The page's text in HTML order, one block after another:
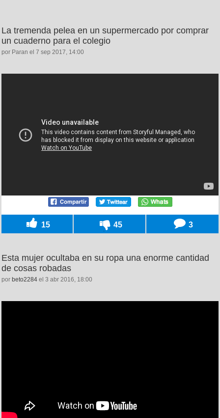
La tremenda pelea en un supermercado por comprar
un cuaderno para el colegio
por Paran el 7 sep 2017, 14:00
15 45 3
Esta mujer ocultaba en su ropa una enorme cantidad
de cosas robadas
por beto2284 el 3 abr 2016, 18:00